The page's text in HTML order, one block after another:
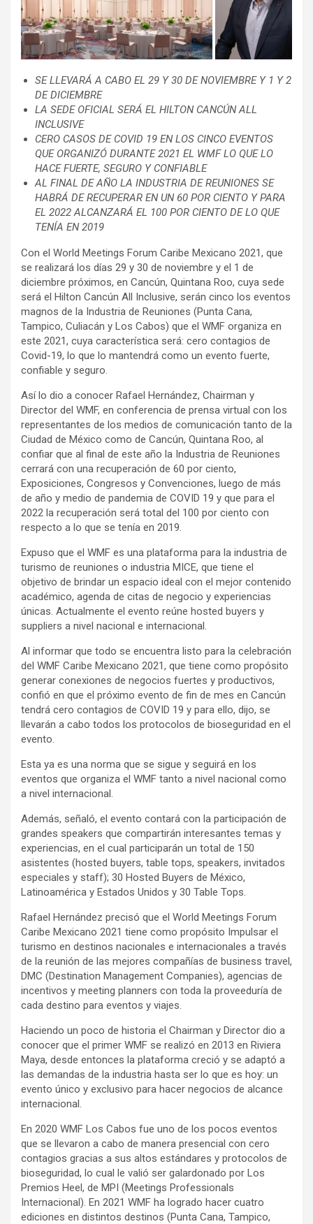
SE LLEVARÁ A CABO EL 29 Y 30 DE NOVIEMBRE Y 1 Y 2
DE DICIEMBRE
LA SEDE OFICIAL SERÁ EL HILTON CANCÚN ALL
INCLUSIVE
CERO CASOS DE COVID 19 EN LOS CINCO EVENTOS
QUE ORGANIZÓ DURANTE 2021 EL WMF LO QUE LO
HACE FUERTE, SEGURO Y CONFIABLE
AL FINAL DE AÑO LA INDUSTRIA DE REUNIONES SE
HABRÁ DE RECUPERAR EN UN 60 POR CIENTO Y PARA
EL 2022 ALCANZARÁ EL 100 POR CIENTO DE LO QUE
TENÍA EN 2019
Con el World Meetings Forum Caribe Mexicano 2021, que
se realizará los días 29 y 30 de noviembre y el 1 de
diciembre próximos, en Cancún, Quintana Roo, cuya sede
será el Hilton Cancún All Inclusive, serán cinco los eventos
magnos de la Industria de Reuniones (Punta Cana,
Tampico, Culiacán y Los Cabos) que el WMF organiza en
este 2021, cuya característica será: cero contagios de
Covid-19, lo que lo mantendrá como un evento fuerte,
confiable y seguro.
Así lo dio a conocer Rafael Hernández, Chairman y
Director del WMF, en conferencia de prensa virtual con los
representantes de los medios de comunicación tanto de la
Ciudad de México como de Cancún, Quintana Roo, al
confiar que al final de este año la Industria de Reuniones
cerrará con una recuperación de 60 por ciento,
Exposiciones, Congresos y Convenciones, luego de más
de año y medio de pandemia de COVID 19 y que para el
2022 la recuperación será total del 100 por ciento con
respecto a lo que se tenía en 2019.
Expuso que el WMF es una plataforma para la industria de
turismo de reuniones o industria MICE, que tiene el
objetivo de brindar un espacio ideal con el mejor contenido
académico, agenda de citas de negocio y experiencias
únicas. Actualmente el evento reúne hosted buyers y
suppliers a nivel nacional e internacional.
Al informar que todo se encuentra listo para la celebración
del WMF Caribe Mexicano 2021, que tiene como propósito
generar conexiones de negocios fuertes y productivos,
confió en que el próximo evento de fin de mes en Cancún
tendrá cero contagios de COVID 19 y para ello, dijo, se
llevarán a cabo todos los protocolos de bioseguridad en el
evento.
Esta ya es una norma que se sigue y seguirá en los
eventos que organiza el WMF tanto a nivel nacional como
a nivel internacional.
Además, señaló, el evento contará con la participación de
grandes speakers que compartirán interesantes temas y
experiencias, en el cual participarán un total de 150
asistentes (hosted buyers, table tops, speakers, invitados
especiales y staff); 30 Hosted Buyers de México,
Latinoamérica y Estados Unidos y 30 Table Tops.
Rafael Hernández precisó que el World Meetings Forum
Caribe Mexicano 2021 tiene como propósito Impulsar el
turismo en destinos nacionales e internacionales a través
de la reunión de las mejores compañías de business travel,
DMC (Destination Management Companies), agencias de
incentivos y meeting planners con toda la proveeduría de
cada destino para eventos y viajes.
Haciendo un poco de historia el Chairman y Director dio a
conocer que el primer WMF se realizó en 2013 en Riviera
Maya, desde entonces la plataforma creció y se adaptó a
las demandas de la industria hasta ser lo que es hoy: un
evento único y exclusivo para hacer negocios de alcance
internacional.
En 2020 WMF Los Cabos fue uno de los pocos eventos
que se llevaron a cabo de manera presencial con cero
contagios gracias a sus altos estándares y protocolos de
bioseguridad, lo cual le valió ser galardonado por Los
Premios Heel, de MPI (Meetings Professionals
Internacional). En 2021 WMF ha logrado hacer cuatro
ediciones en distintos destinos (Punta Cana, Tampico,